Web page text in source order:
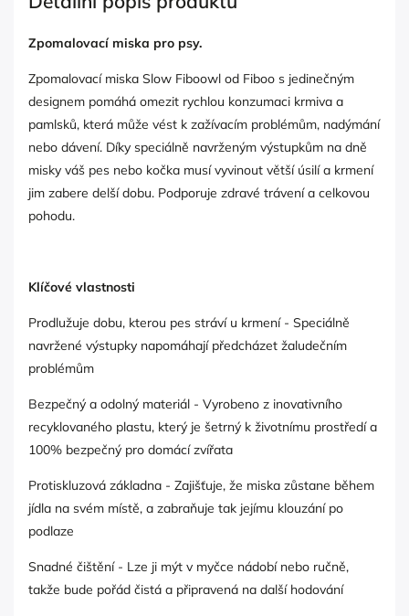
Zpomalovací miska pro psy.
Zpomalovací miska Slow Fiboowl od Fiboo s jedinečným
designem pomáhá omezit rychlou konzumaci krmiva a
pamlsků, která může vést k zažívacím problémům, nadýmání
nebo dávení. Díky speciálně navrženým výstupkům na dně
misky váš pes nebo kočka musí vyvinout větší úsilí a krmení
jim zabere delší dobu. Podporuje zdravé trávení a celkovou
pohodu.
Klíčové vlastnosti
Prodlužuje dobu, kterou pes stráví u krmení - Speciálně
navržené výstupky napomáhají předcházet žaludečním
problémům
Bezpečný a odolný materiál - Vyrobeno z inovativního
recyklovaného plastu, který je šetrný k životnímu prostředí a
100% bezpečný pro domácí zvířata
Protiskluzová základna - Zajišťuje, že miska zůstane během
jídla na svém místě, a zabraňuje tak jejímu klouzání po
podlaze
Snadné čištění - Lze ji mýt v myčce nádobí nebo ručně,
takže bude pořád čistá a připravená na další hodování